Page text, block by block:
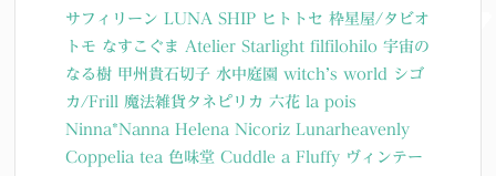
サフィリーン
LUNA SHIP ヒトトセ 枠星屋/タビオ
トモ なすこぐま Atelier Starlight filfilohilo 宇宙の
なる樹 甲州貴石切子 水中庭園 witch’s world
シゴ
カ/Frill
魔法雑貨タネピリカ 六花
la pois
Ninna*Nanna
Helena Nicoriz
Lunarheavenly
Coppelia tea 色味堂 Cuddle a Fluffy ヴィンテー